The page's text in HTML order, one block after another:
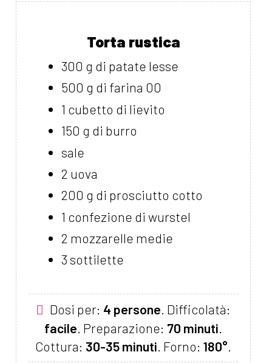
Torta rustica
300 g di patate lesse
500 g di farina 00
1 cubetto di lievito
150 g di burro
sale
2 uova
200 g di prosciutto cotto
1 confezione di wurstel
2 mozzarelle medie
3 sottilette
Dosi per: 4 persone. Difficolatà:
facile. Preparazione: 70 minuti.
Cottura: 30-35 minuti. Forno:180°.